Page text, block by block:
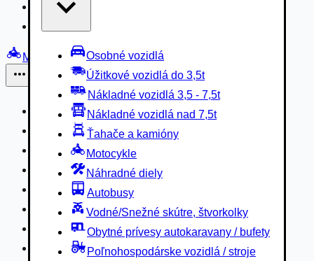
Osobné vozidlá
Úžitkové vozidlá do 3,5t
Nákladné vozidlá 3,5 - 7,5t
Nákladné vozidlá nad 7,5t
Ťahače a kamióny
Motocykle
Náhradné diely
Autobusy
Vodné/Snežné skútre, štvorkolky
Obytné prívesy autokaravany / bufety
Poľnohospodárske vozidlá / stroje
Nákladné vozidlá nad 7,5t
Motocykle
Náhradné diely
Autobusy
Vodné/Snežné skútre, štvorkolky
Obytné prívesy autokaravany / bufety
Poľnohospodárske vozidlá / stroje
Stavebné stroje nakladače / sklápače
Hydraulické ruky autožeriavy
Vysokozdvižné vozíky